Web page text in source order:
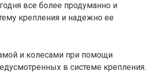
все более продуманно и
крепления и надежно ее
и колесами при помощи
в системе крепления.